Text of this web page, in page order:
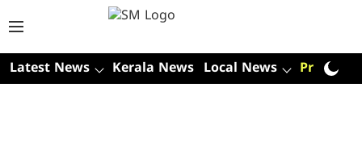
Latest News Kerala News Local News Premium